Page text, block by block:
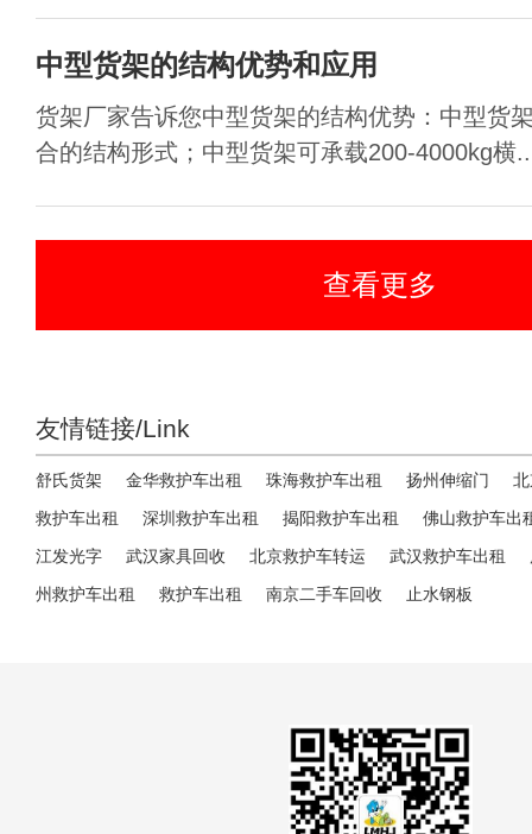
中型货架的结构优势和应用
货架厂家告诉您中型货架的结构优势：中型货
合的结构形式；中型货架可承载200-4000kg横
查看更多
友情链接/Link
舒氏货架 金华救护车出租 珠海救护车出租 扬州伸缩门
救护车出租
深圳救护车出租 揭阳救护车出租
佛山救护车出
江发光字
武汉家具回收 北京救护车转运 武汉救护车出租
州救护车出租
救护车出租 南京二手车回收 止水钢板